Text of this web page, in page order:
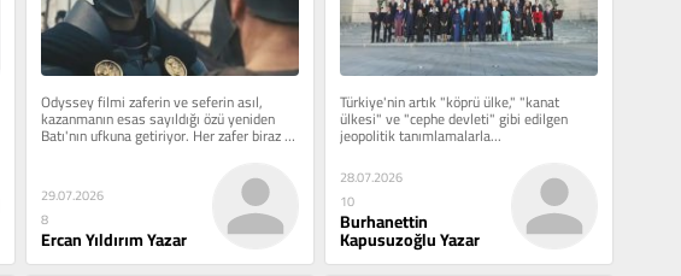
Odyssey filmi zaferin ve seferin asıl,
kazanmanın esas sayıldığı özü yeniden
Batı'nın ufkuna getiriyor. Her zafer biraz da
29.07.2026
8
Ercan Yıldırım Yazar
Türkiye'nin artık "köprü ülke," "kanat
ülkesi" ve "cephe devleti" gibi edilgen
jeopolitik tanımlamalarla...
28.07.2026
10
Burhanettin
Kapusuzoğlu Yazar